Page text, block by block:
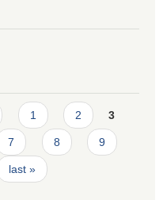
1 2 3
7 8 9
last »